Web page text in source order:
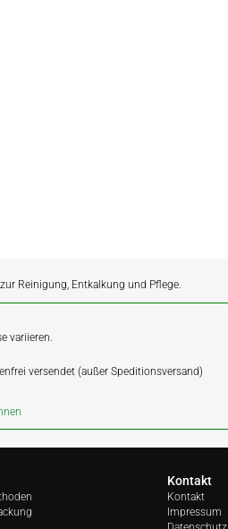
Reinigung, Entkalkung und Pflege.
variieren.
versendet (außer Speditionsversand)
Kontakt
Kontakt
Impressum